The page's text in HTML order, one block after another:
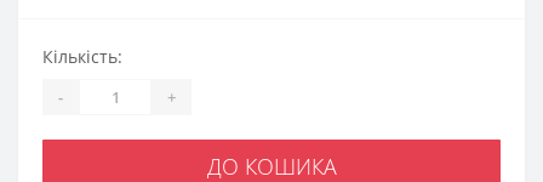
Кількість:
- +
ДО КОШИКА